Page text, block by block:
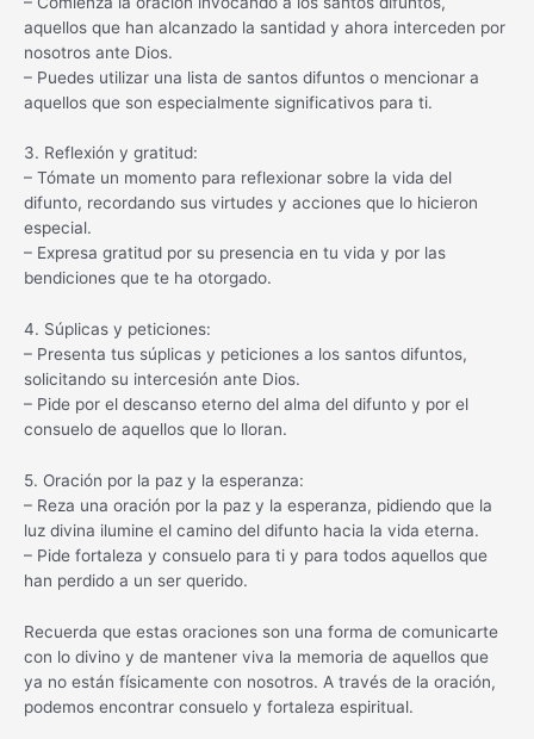
aquellos que han alcanzado la santidad y ahora interceden por
nosotros ante Dios.
– Puedes utilizar una lista de santos difuntos o mencionar a
aquellos que son especialmente significativos para ti.
3. Reflexión y gratitud:
– Tómate un momento para reflexionar sobre la vida del
difunto, recordando sus virtudes y acciones que lo hicieron
especial.
– Expresa gratitud por su presencia en tu vida y por las
bendiciones que te ha otorgado.
4. Súplicas y peticiones:
– Presenta tus súplicas y peticiones a los santos difuntos,
solicitando su intercesión ante Dios.
– Pide por el descanso eterno del alma del difunto y por el
consuelo de aquellos que lo lloran.
5. Oración por la paz y la esperanza:
– Reza una oración por la paz y la esperanza, pidiendo que la
luz divina ilumine el camino del difunto hacia la vida eterna.
– Pide fortaleza y consuelo para ti y para todos aquellos que
han perdido a un ser querido.
Recuerda que estas oraciones son una forma de comunicarte
con lo divino y de mantener viva la memoria de aquellos que
ya no están físicamente con nosotros. A través de la oración,
podemos encontrar consuelo y fortaleza espiritual.